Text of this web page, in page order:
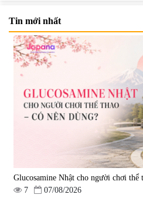
Viên uống bổ não Ribeto Shoji
|57.920
1.450.000 đ
Tin mới nhất
Glucosamine Nhật cho người chơi thể
7
07/08/2026